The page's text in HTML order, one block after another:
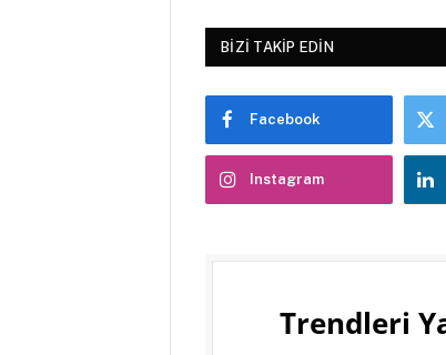
BIZI TAKIP EDIN
Facebook
Instagram
Trendleri